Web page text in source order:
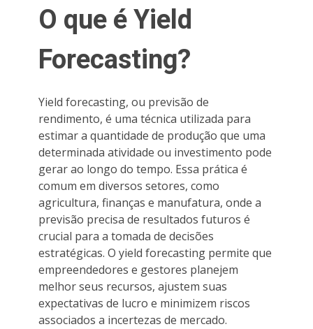
O que é Yield
Forecasting?
Yield forecasting, ou previsão de
rendimento, é uma técnica utilizada para
estimar a quantidade de produção que uma
determinada atividade ou investimento pode
gerar ao longo do tempo. Essa prática é
comum em diversos setores, como
agricultura, finanças e manufatura, onde a
previsão precisa de resultados futuros é
crucial para a tomada de decisões
estratégicas. O yield forecasting permite que
empreendedores e gestores planejem
melhor seus recursos, ajustem suas
expectativas de lucro e minimizem riscos
associados a incertezas de mercado.